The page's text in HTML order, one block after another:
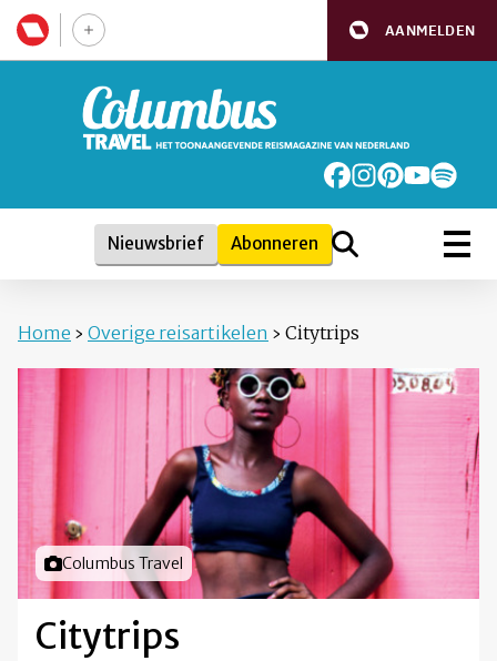
AANMELDEN
Nieuwsbrief Abonneren
Home › Overige reisartikelen › Citytrips
Foto door
Columbus Travel
Citytrips